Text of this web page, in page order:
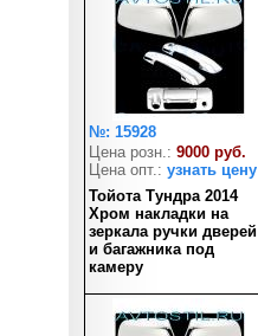
№: 15928
Цена розн.: 9000 руб.
Цена опт.: узнать цену
Тойота Тундра 2014
Хром накладки на
зеркала ручки дверей
и багажника под
камеру